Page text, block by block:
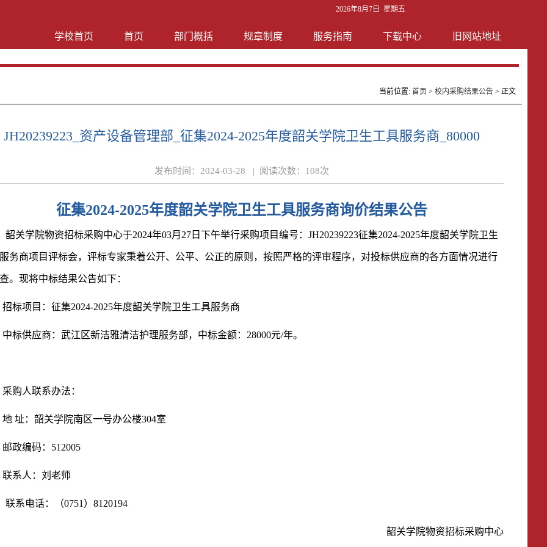
2026年8月7日 星期五
学校首页 首页 部门概括 规章制度 服务指南 下载中心 旧网站地址
当前位置: 首页 > 校内采购结果公告> 正文
JH20239223_资产设备管理部_征集2024-2025年度韶关学院卫生工具服务商_80000
发布时间： 2024-03-28 | 阅读次数： 108次
征集2024-2025年度韶关学院卫生工具服务商询价结果公告
韶关学院物资招标采购中心于2024年03月 27 日下午举行采购项目编号：JH20239223征集2024-2025年度韶关学院卫生
务商项目评标会，评标专家秉着公开、公平、公正的原则，按照严格的评审程序，对投标供应商的各方面情况进行
。现将中标结果公告如下：
招标项目：征集2024-2025年度韶关学院卫生工具服务商
中标供应商： 武江区新洁雅清洁护理服务部，中标金额： 28000元/年。
采购人联系办法：
地 址：韶关学院南区一号办公楼304室
邮政编码： 512005
联系人： 刘 老师
联系电话：（0751）8120194
韶关学院物资招标采购中心